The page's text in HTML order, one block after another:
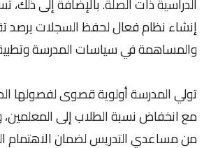
إنشاء نظام فعال لحفظ السجلات
والمساهمة في سياسات المدرسة
تولي المدرسة أولوية قصوى لفصولها
مع انخفاض نسبة الطلاب إلى
من مساعدي التدريس لضمان